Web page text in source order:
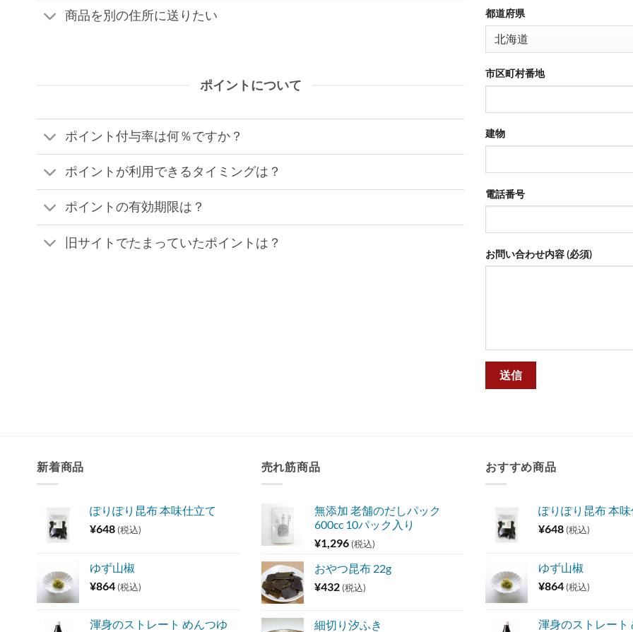
商品を別の住所に送りたい
ポイントについて
ポイント付与率は何％ですか？
ポイントが利用できるタイミングは？
ポイントの有効期限は？
旧サイトでたまっていたポイントは？
都道府県
市区町村番地
建物
電話番号
お問い合わせ内容 (必須)
新着商品
ぽりぽり昆布 本味仕立て
¥648 (税込)
ゆず山椒
¥864 (税込)
渾身のストレート めんつゆ
売れ筋商品
無添加 老舗のだしパック
600cc 10パック入り
¥1,296 (税込)
おやつ昆布 22g
¥432 (税込)
細切り汐ふき
おすすめ商品
ぽりぽり昆布 本
¥648 (税込)
ゆず山椒
¥864 (税込)
渾身のストレート